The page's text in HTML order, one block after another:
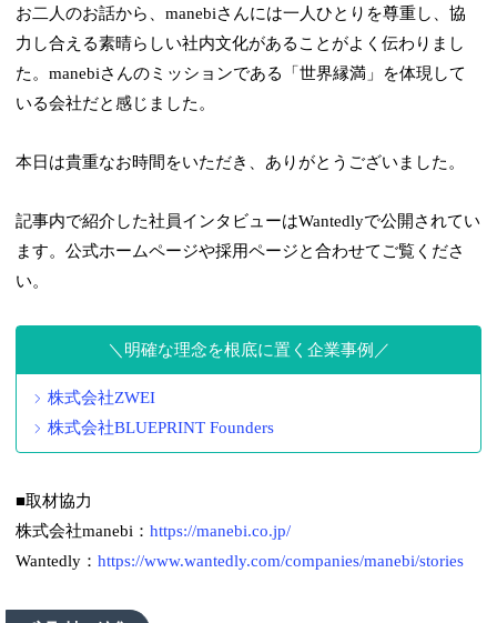
お二人のお話から、manebiさんには一人ひとりを尊重し、協
力し合える素晴らしい社内文化があることがよく伝わりまし
た。manebiさんのミッションである「世界縁満」を体現して
いる会社だと感じました。
本日は貴重なお時間をいただき、ありがとうございました。
記事内で紹介した社員インタビューはWantedlyで公開されてい
ます。公式ホームページや採用ページと合わせてご覧くださ
い。
明確な理念を根底に置く企業事例
株式会社ZWEI
株式会社BLUEPRINT Founders
■取材協力
株式会社manebi：https://manebi.co.jp/
Wantedly：https://www.wantedly.com/companies/manebi/stories